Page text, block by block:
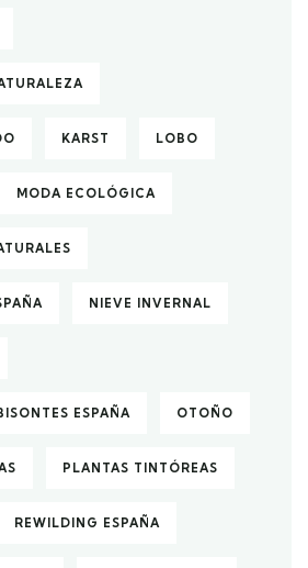
KARST LOBO
MODA ECOLÓGICA
NIEVE INVERNAL
ESPAÑA OTOÑO
PLANTAS TINTÓREAS
REWILDING ESPAÑA